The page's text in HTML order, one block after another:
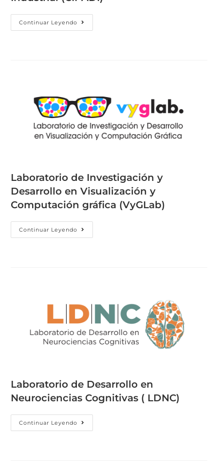
Continuar Leyendo
Laboratorio de Investigación y
Desarrollo en Visualización y
Computación gráfica (VyGLab)
Continuar Leyendo
Laboratorio de Desarrollo en
Neurociencias Cognitivas ( LDNC)
Continuar Leyendo